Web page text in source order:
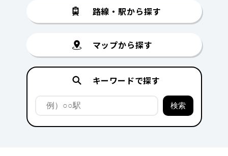
路線・駅から探す
マップから探す
キーワードで探す